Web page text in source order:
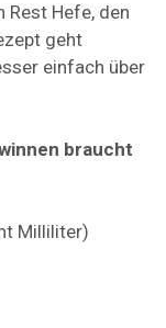
Rest Hefe, den
geht
einfach über
braucht
Milliliter)